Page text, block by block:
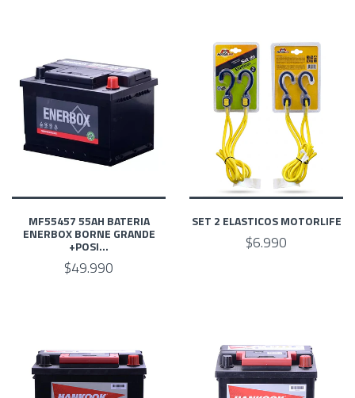
MF55457 55AH BATERIA
ENERBOX BORNE GRANDE
+POSI...
$49.990
SET 2 ELASTICOS MOTORLIFE
$6.990